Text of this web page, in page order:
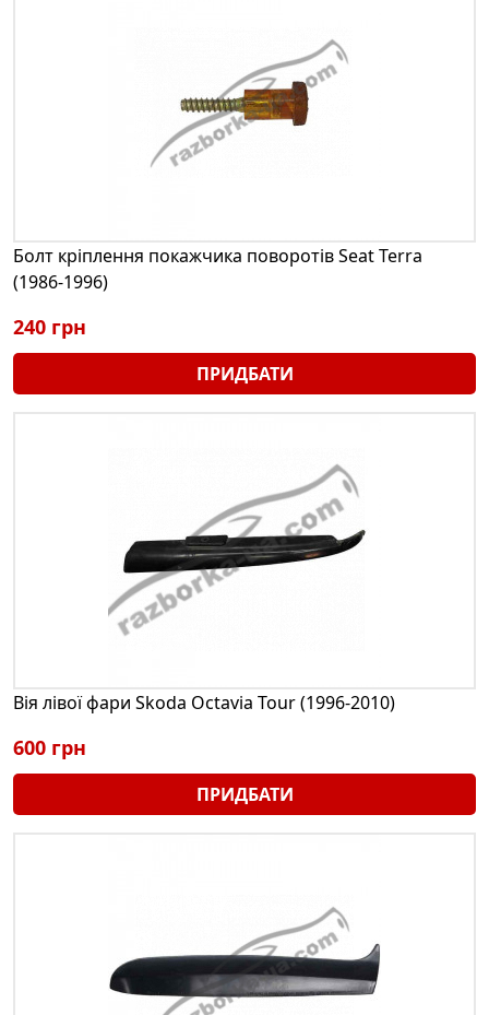
Болт кріплення покажчика поворотів Seat Terra
(1986-1996)
240 грн
ПРИДБАТИ
Вія лівої фари Skoda Octavia Tour (1996-2010)
600 грн
ПРИДБАТИ